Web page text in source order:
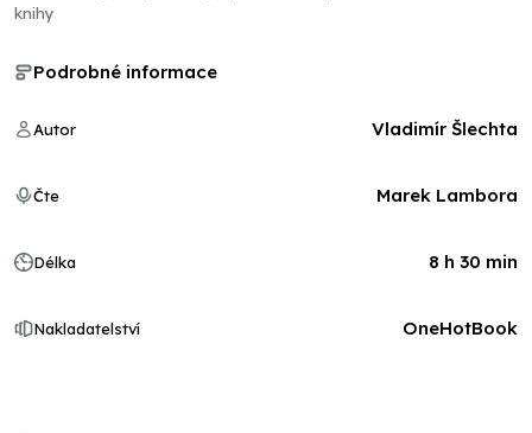
knihy
Podrobné informace
Autor Vladimír Šlechta
Čte Marek Lambora
Délka 8 h 30 min
Nakladatelství OneHotBook